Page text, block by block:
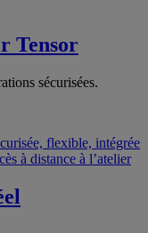
Tensor
sécurisées.
flexible, intégrée
à distance à l’atelier